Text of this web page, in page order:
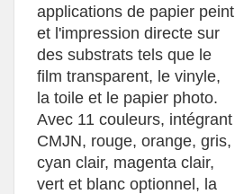
applications de papier peint
et l'impression directe sur
des substrats tels que le
film transparent, le vinyle,
la toile et le papier photo.
Avec 11 couleurs, intégrant
CMJN, rouge, orange, gris,
cyan clair, magenta clair,
vert et blanc optionnel, la